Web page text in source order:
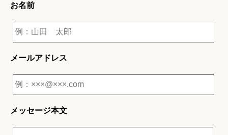
お名前
メールアドレス
メッセージ本文